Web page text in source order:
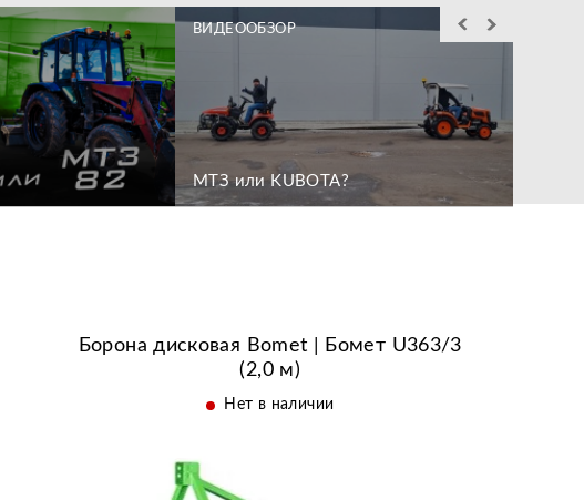
Лучшие условия по
кредиту и лизингу
Служба выездного
сервиса действующая
по всей РФ
ВИДЕООБЗОР
МТЗ или KUBOTA?
Борона дисковая Bomet | Бомет U363/3
(2,0 м)
Нет в наличии